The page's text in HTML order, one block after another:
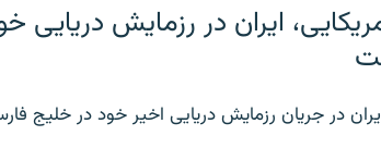
ایران در رزمایش
در جریان رزمایش دریایی اخیر خود در خلیج